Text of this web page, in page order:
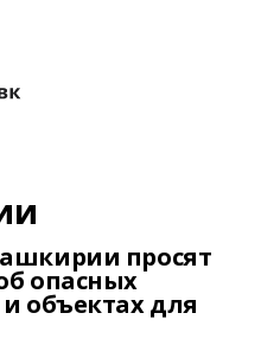
просят
опасных
объектах для